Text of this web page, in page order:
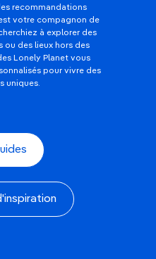
recommandations
votre compagnon de
à explorer des
ou des lieux hors des
Lonely Planet vous
pour vivre des
uniques.